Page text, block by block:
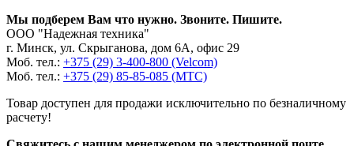
Мы подберем Вам что нужно. Звоните. Пишите.
ООО "Надежная техника"
г. Минск, ул. Скрыганова, дом 6А, офис 29
Моб. тел.: +375 (29) 3-400-800 (Velcom)
Моб. тел.: +375 (29) 85-85-085 (МТС)
Товар доступен для продажи исключительно по безналичному
расчету!